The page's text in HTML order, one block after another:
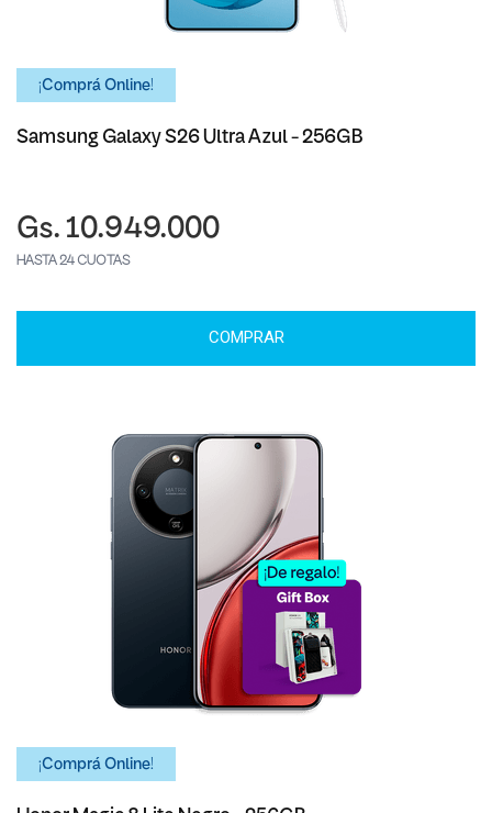
¡Comprá Online!
Samsung Galaxy S26 Ultra Azul - 256GB
Gs. 10.949.000
HASTA 24 CUOTAS
COMPRAR
¡Comprá Online!